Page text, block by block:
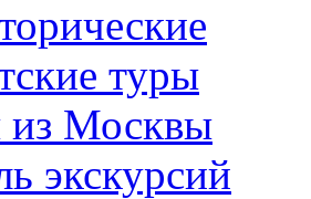
туры
Москвы
экскурсий